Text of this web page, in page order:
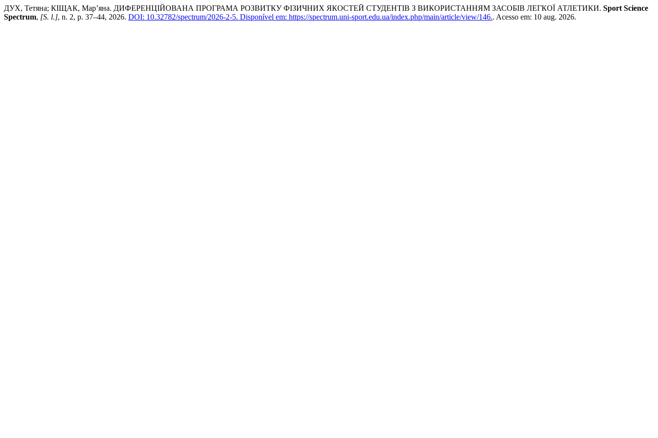
ДУХ, Тетяна; КІЩАК, Мар’яна. ДИФЕРЕНЦІЙОВАНА ПРОГРАМА РОЗВИТКУ ФІЗИЧНИХ ЯКОСТЕЙ СТУДЕНТІВ З ВИКОРИСТАННЯМ ЗАСОБІВ ЛЕГКОЇ АТЛЕТИКИ. Sport Science
Spectrum, [S. l.], n. 2, p. 37–44, 2026. DOI: 10.32782/spectrum/2026-2-5. Disponível em: https://spectrum.uni-sport.edu.ua/index.php/main/article/view/146.. Acesso em: 10 aug. 2026.